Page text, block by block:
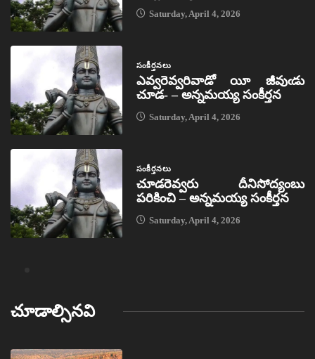
Saturday, April 4, 2026
సంకీర్తనలు
ఎవ్వరెవ్వరివాడో యీ జీవుఁడు
చూడ- – అన్నమయ్య సంకీర్తన
Saturday, April 4, 2026
సంకీర్తనలు
చూడరెవ్వరు దీనిసోద్యంబు
పరికించి – అన్నమయ్య సంకీర్తన
Saturday, April 4, 2026
చూడాల్సినవి